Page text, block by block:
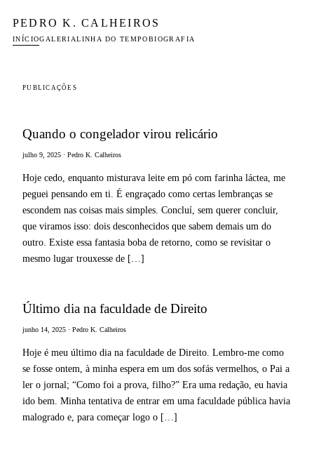
PEDRO K. CALHEIROS
INÍCIOGALERIALINHA DO TEMPOBIOGRAFIA
PUBLICAÇÕES
Quando o congelador virou relicário
julho 9, 2025 · Pedro K. Calheiros
Hoje cedo, enquanto misturava leite em pó com farinha láctea, me
peguei pensando em ti. É engraçado como certas lembranças se
escondem nas coisas mais simples. Concluí, sem querer concluir,
que viramos isso: dois desconhecidos que sabem demais um do
outro. Existe essa fantasia boba de retorno, como se revisitar o
mesmo lugar trouxesse de […]
Último dia na faculdade de Direito
junho 14, 2025 · Pedro K. Calheiros
Hoje é meu último dia na faculdade de Direito. Lembro-me como
se fosse ontem, à minha espera em um dos sofás vermelhos, o Pai a
ler o jornal; “Como foi a prova, filho?” Era uma redação, eu havia
ido bem. Minha tentativa de entrar em uma faculdade pública havia
malogrado e, para começar logo o […]